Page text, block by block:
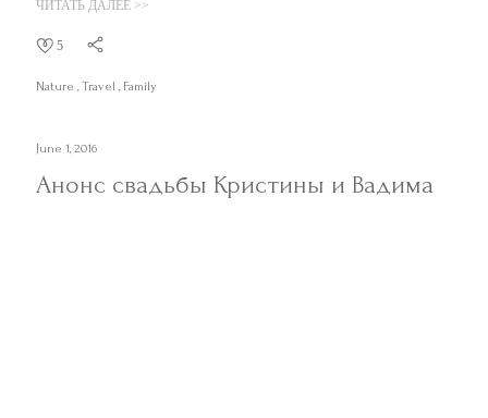
ЧИТАТЬ ДАЛЕЕ >>
5
Nature Travel Family
June 1, 2016
Анонс свадьбы Кристины и Вадима